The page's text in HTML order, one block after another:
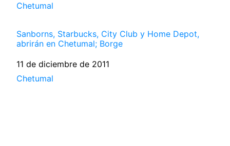
Respecto a
Chetumal
Sanborns, Starbucks, City Club y Home Depot,
abrirán en Chetumal; Borge
Fecha
11 de diciembre de 2011
Respecto a
Chetumal